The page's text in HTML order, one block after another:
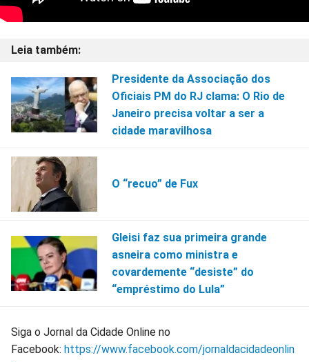
Presidente da Associação dos
Oficiais PM do RJ clama: O Rio de
Janeiro precisa voltar a ser a
cidade maravilhosa
O “recuo” de Fux
Gleisi faz sua primeira grande
asneira como ministra e
covardemente “desiste” do
“empréstimo do Lula”
Siga o Jornal da Cidade Online no
Facebook: https://www.facebook.com/jornaldacidadeonlin